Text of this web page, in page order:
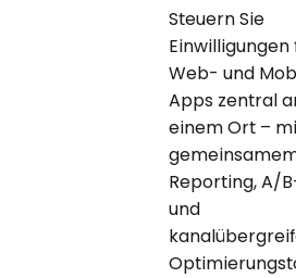
Steuern Sie
Einwilligungen
Web- und
Apps zentral
einem Ort –
Reporting, A/
und